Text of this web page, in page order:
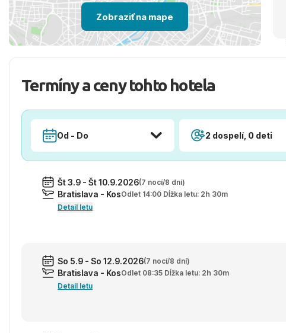
Zobraziť na mape
Termíny a ceny tohto hotela
Od - Do 2 dospelí, 0 deti
Št 3.9 - Št 10.9.2026(7 nocí/8 dní)
Bratislava - KosOdlet 14:00 Dĺžka letu: 2h 30m
Detail letu
So 5.9 - So 12.9.2026(7 nocí/8 dní)
Bratislava - KosOdlet 08:35 Dĺžka letu: 2h 30m
Detail letu